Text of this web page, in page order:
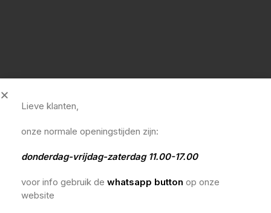
Lieve klanten,
onze normale openingstijden zijn:
donderdag-vrijdag-zaterdag 11.00-17.00
voor info gebruik de whatsapp button op onze
website